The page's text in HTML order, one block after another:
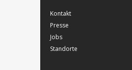
Kontakt
Presse
Jobs
Standorte